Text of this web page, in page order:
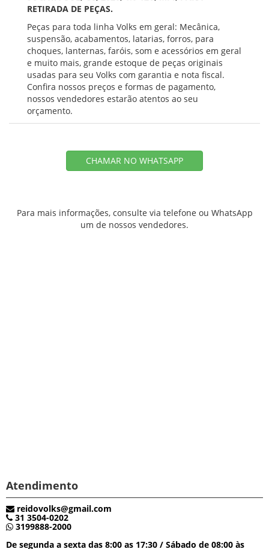
RETIRADA DE PEÇAS.
Peças para toda linha Volks em geral: Mecânica,
suspensão, acabamentos, latarias, forros, para
choques, lanternas, faróis, som e acessórios em geral
e muito mais, grande estoque de peças originais
usadas para seu Volks com garantia e nota fiscal.
Confira nossos preços e formas de pagamento,
nossos vendedores estarão atentos ao seu
orçamento.
CHAMAR NO WHATSAPP
Para mais informações, consulte via telefone ou WhatsApp
um de nossos vendedores.
Atendimento
reidovolks@gmail.com
31 3504-0202
3199888-2000
De segunda a sexta das 8:00 as 17:30 / Sábado de 08:00 às